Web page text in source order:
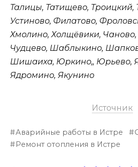
Талицы, Татищево, Троицкий,
Устиново, Филатово,
Хмолино, Холщёвики, Чаново,
Чудцево, Шаблыкино,
Шишаиха, Юркино,, Юрьево,
Ядромино, Якунино
Источник
Аварийные работы в Истре
Ремонт отопления в Истре